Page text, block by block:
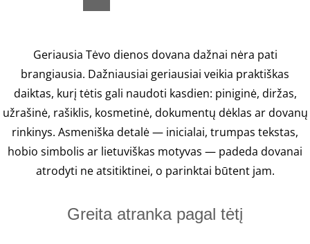
Geriausia Tėvo dienos dovana dažnai nėra pati
brangiausia. Dažniausiai geriausiai veikia praktiškas
daiktas, kurį tėtis gali naudoti kasdien: piniginė, diržas,
užrašinė, rašiklis, kosmetinė, dokumentų dėklas ar dovanų
rinkinys. Asmeniška detalė — inicialai, trumpas tekstas,
hobio simbolis ar lietuviškas motyvas — padeda dovanai
atrodyti ne atsitiktinei, o parinktai būtent jam.
Greita atranka pagal tėtį